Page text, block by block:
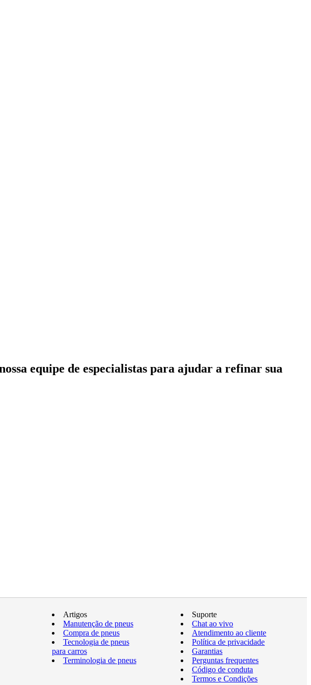
equipe de especialistas para ajudar a refinar sua
Artigos
Manutenção de pneus
Compra de pneus
Tecnologia de pneus
para carros
Terminologia de pneus
Suporte
Chat ao vivo
Atendimento ao cliente
Política de privacidade
Garantias
Perguntas frequentes
Código de conduta
Termos e Condições